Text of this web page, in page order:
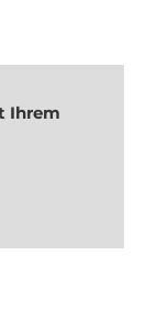
Ihrem